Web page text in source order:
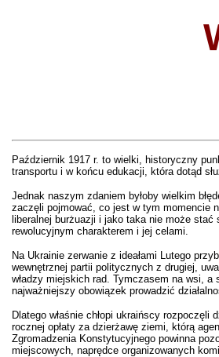
Październik 1917 r. to wielki, historyczny
transportu i w końcu edukacji, która dotąd
Jednak naszym zdaniem byłoby wielkim
zaczęli pojmować, co jest w tym momencie
liberalnej burżuazji i jako taka nie może
rewolucyjnym charakterem i jej celami.
Na Ukrainie zerwanie z ideałami Lutego
wewnętrznej partii politycznych z drugiej,
władzy miejskich rad. Tymczasem na wsi, a
najważniejszy obowiązek prowadzić
Dlatego właśnie chłopi ukraińscy
rocznej opłaty za dzierżawę ziemi, którą
Zgromadzenia Konstytucyjnego powinna
miejscowych, naprędce organizowanych